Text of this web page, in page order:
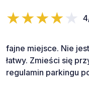
fajne miejsce. Nie
łatwy. Zmieści się
regulamin parkingu